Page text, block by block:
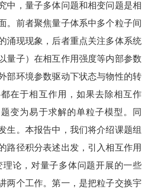
中，量子多体问题和相变问题是相
。前者聚焦量子体系中多个粒子间
涌现现象，后者重点关注多体系统
量子）在相互作用强度等内部参数
部环境参数驱动下状态与物性的转
在于相互作用，如果去除相互作
变为易于求解的单粒子模型。同
生。本报告中，我们将介绍课题组
路径积分表述出发，引入相互作用
理论，对量子多体问题开展的一些
两个工作。第一，是把粒子交换宇